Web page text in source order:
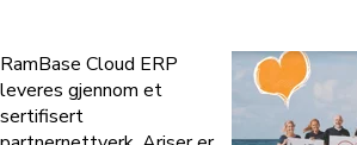
RamBase Cloud ERP
leveres gjennom et
sertifisert